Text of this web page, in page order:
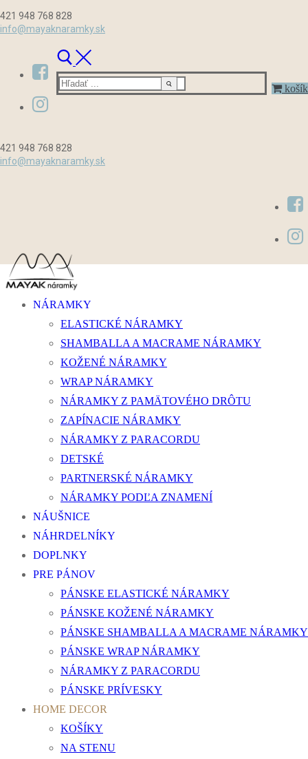
na
421 948 768 828
info@mayaknaramky.sk
Hľadať:
košík
421 948 768 828
info@mayaknaramky.sk
NÁRAMKY
ELASTICKÉ NÁRAMKY
SHAMBALLA A MACRAME NÁRAMKY
KOŽENÉ NÁRAMKY
WRAP NÁRAMKY
NÁRAMKY Z PAMÄTOVÉHO DRÔTU
ZAPÍNACIE NÁRAMKY
NÁRAMKY Z PARACORDU
DETSKÉ
PARTNERSKÉ NÁRAMKY
NÁRAMKY PODĽA ZNAMENÍ
NÁUŠNICE
NÁHRDELNÍKY
DOPLNKY
PRE PÁNOV
PÁNSKE ELASTICKÉ NÁRAMKY
PÁNSKE KOŽENÉ NÁRAMKY
PÁNSKE SHAMBALLA A MACRAME NÁRAMKY
PÁNSKE WRAP NÁRAMKY
NÁRAMKY Z PARACORDU
PÁNSKE PRÍVESKY
HOME DECOR
KOŠÍKY
NA STENU